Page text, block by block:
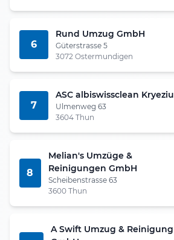
6
Rund Umzug GmbH
Güterstrasse 5
3072 Ostermundigen
7
ASC albiswissclean Kryeziu
Ulmenweg 63
3604 Thun
8
Melian's Umzüge &
Reinigungen GmbH
Scheibenstrasse 63
3600 Thun
A Swift Umzug & Reinigung